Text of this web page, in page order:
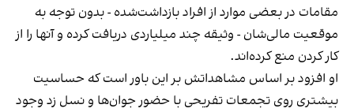
مقامات در بعضی موارد از افراد بازداشت‌‌شده - بدون توجه به
موقعیت مالی‌شان - وثیقه چند میلیاردی دریافت کرده و آنها را از
کار کردن منع کرده‌اند.
او افزود بر اساس مشاهداتش بر این باور است که حساسیت
بیشتری روی تجمعات تفریحی با حضور جوان‌ها و نسل زد وجود